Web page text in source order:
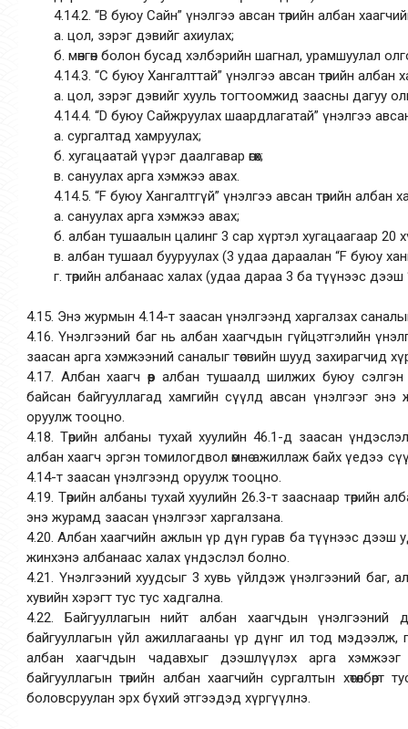
4.14.2. “В буюу Сайн” үнэлгээ авсан төрийн албан
а. цол, зэрэг дэвийг ахиулах;
б. мөнгөн болон бусад хэлбэрийн шагнал, урамшуулал
4.14.3. “С буюу Хангалттай” үнэлгээ авсан төрийн албан
а. цол, зэрэг дэвийг хууль тогтоомжид заасны дагуу
4.14.4. “D буюу Сайжруулах шаардлагатай” үнэлгээ
а. сургалтад хамруулах;
б. хугацаатай үүрэг даалгавар өгөх;
в. сануулах арга хэмжээ авах.
4.14.5. “F буюу Хангалтгүй” үнэлгээ авсан төрийн албан
а. сануулах арга хэмжээ авах;
б. албан тушаалын цалинг 3 сар хүртэл хугацаагаар 20
в. албан тушаал бууруулах (3 удаа дараалан “F буюу
г. төрийн албанаас халах (удаа дараа 3 ба түүнээс дээш
4.15. Энэ журмын 4.14-т заасан үнэлгээнд харгалзах
4.16. Үнэлгээний баг нь албан хаагчдын гүйцэтгэлийн
заасан арга хэмжээний саналыг төсвийн шууд захирагчид
4.17. Албан хаагч өөр албан тушаалд шилжих буюу
байсан байгууллагад хамгийн сүүлд авсан үнэлгээг
оруулж тооцно.
4.18. Төрийн албаны тухай хуулийн 46.1-д заасан
албан хаагч эргэн томилогдвол өмнө ажиллаж байх үедээ
4.14-т заасан үнэлгээнд оруулж тооцно.
4.19. Төрийн албаны тухай хуулийн 26.3-т зааснаар төрийн
энэ журамд заасан үнэлгээг харгалзана.
4.20. Албан хаагчийн ажлын үр дүн гурав ба түүнээс дээш
жинхэнэ албанаас халах үндэслэл болно.
4.21. Үнэлгээний хуудсыг 3 хувь үйлдэж үнэлгээний баг,
хувийн хэрэгт тус тус хадгална.
4.22. Байгууллагын нийт албан хаагчдын үнэлгээний
байгууллагын үйл ажиллагааны үр дүнг ил тод мэдээлж,
албан хаагчдын чадавхыг дээшлүүлэх арга хэмжээг
байгууллагын төрийн албан хаагчийн сургалтын хөтөлбөрт
боловсруулан эрх бүхий этгээдэд хүргүүлнэ.